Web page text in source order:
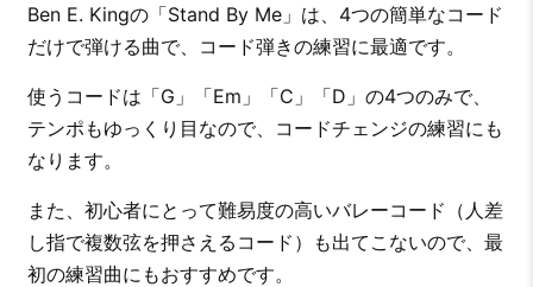
Ben E. Kingの「Stand By Me」は、4つの簡単なコード
だけで弾ける曲で、コード弾きの練習に最適です。
使うコードは「G」「Em」「C」「D」の4つのみで、
テンポもゆっくり目なので、コードチェンジの練習にも
なります。
また、初心者にとって難易度の高いバレーコード（人差
し指で複数弦を押さえるコード）も出てこないので、最
初の練習曲にもおすすめです。